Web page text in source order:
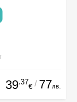
39.37
€ / 77лв.